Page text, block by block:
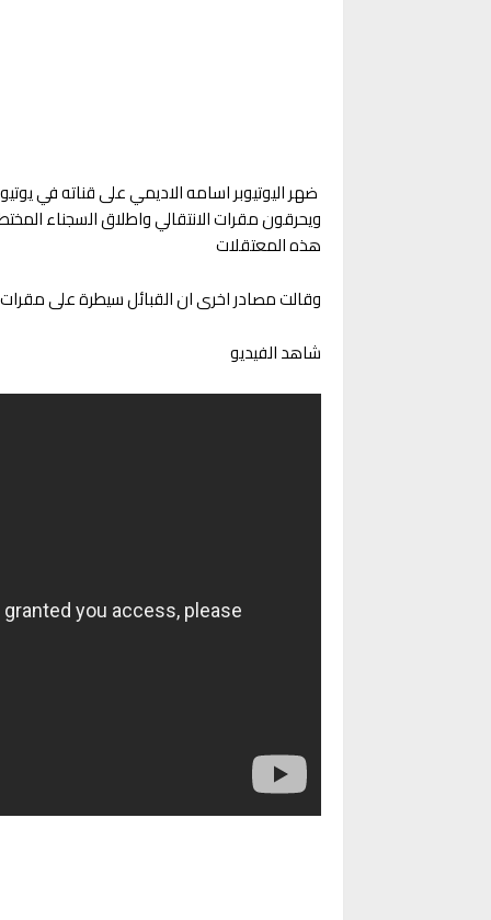
ضهر اليوتيوبر اسامه الاديمي على قناته في
ويحرقون مقرات الانتقالي واطلاق السجناء
هذه المعتقلات
وقالت مصادر اخرى ان القبائل سيطرة على مقرات
شاهد الفيديو